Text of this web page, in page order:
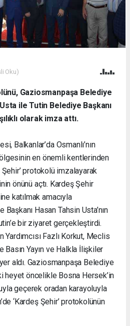
Oku)
Gaziosmanpaşa Belediye
ile Tutin Belediye Başkanı
olarak imza attı.
Balkanlar’da Osmanlı’nın
en önemli kentlerinden
protokolü imzalayarak
önünü açtı. Kardeş Şehir
katılmak amacıyla
Hasan Tahsin Usta’nın
bir ziyaret gerçekleştirdi.
Fazlı Korkut, Meclis
Basın Yayın ve Halkla İlişkiler
aldı. Gaziosmanpaşa Belediye
heyet öncelikle Bosna Hersek’in
geçerek oradan karayoluyla
‘Kardeş Şehir’ protokolünün